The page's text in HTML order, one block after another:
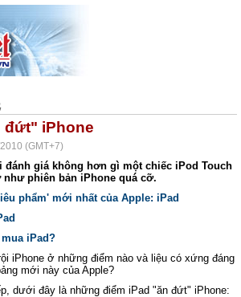
đứt" iPhone
(GMT+7)
giá không hơn gì một chiếc iPod Touch
phiên bản iPhone quá cỡ.
phẩm' mới nhất của Apple: iPad
iPad?
iPhone ở những điểm nào và liệu có xứng đáng
mới này của Apple?
dưới đây là những điểm iPad "ăn đứt" iPhone: